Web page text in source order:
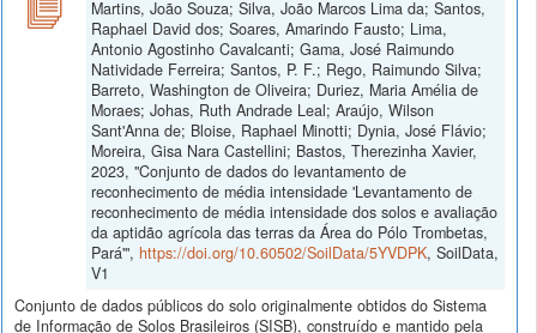
Martins, João Souza; Silva, João Marcos Lima da; Santos,
Raphael David dos; Soares, Amarindo Fausto; Lima,
Antonio Agostinho Cavalcanti; Gama, José Raimundo
Natividade Ferreira; Santos, P. F.; Rego, Raimundo Silva;
Barreto, Washington de Oliveira; Duriez, Maria Amélia de
Moraes; Johas, Ruth Andrade Leal; Araújo, Wilson
Sant'Anna de; Bloise, Raphael Minotti; Dynia, José Flávio;
Moreira, Gisa Nara Castellini; Bastos, Therezinha Xavier,
2023, "Conjunto de dados do levantamento de
reconhecimento de média intensidade 'Levantamento de
reconhecimento de média intensidade dos solos e avaliação
da aptidão agrícola das terras da Área do Pólo Trombetas,
Pará'", https://doi.org/10.60502/SoilData/5YVDPK, SoilData,
V1
Conjunto de dados públicos do solo originalmente obtidos do Sistema
de Informação de Solos Brasileiros (SISB), construído e mantido pela